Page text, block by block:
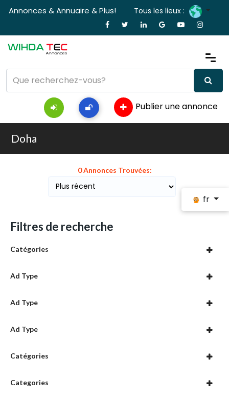
fr
Annonces & Annuaire & Plus! Tous les lieux :
Publier une annonce
Doha
0 Annonces Trouvées:
Filtres de recherche
Catégories
Ad Type
Ad Type
Ad Type
Catégories
Categories